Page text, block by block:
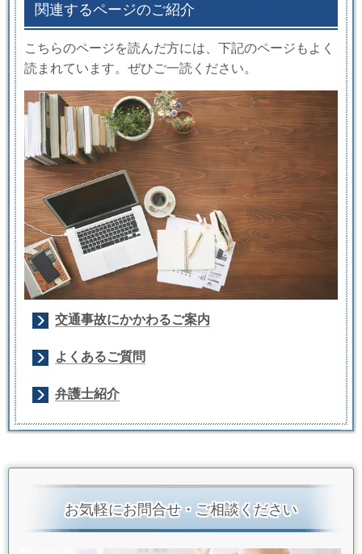
関連するページのご紹介
こちらのページを読んだ方には、下記のページもよく
読まれています。ぜひご一読ください。
交通事故にかかわるご案内
よくあるご質問
弁護士紹介
お気軽にお問合せ・ご相談ください